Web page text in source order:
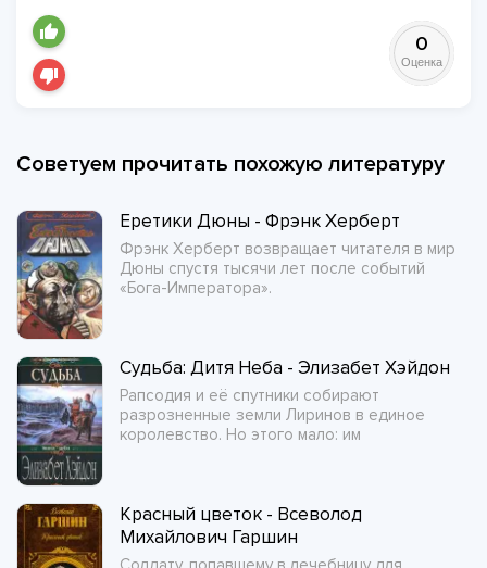
0
Оценка
Советуем прочитать похожую литературу
Еретики Дюны - Фрэнк Херберт
Фрэнк Херберт возвращает читателя в мир
Дюны спустя тысячи лет после событий
«Бога-Императора».
Судьба: Дитя Неба - Элизабет Хэйдон
Рапсодия и её спутники собирают
разрозненные земли Лиринов в единое
королевство. Но этого мало: им
Красный цветок - Всеволод
Михайлович Гаршин